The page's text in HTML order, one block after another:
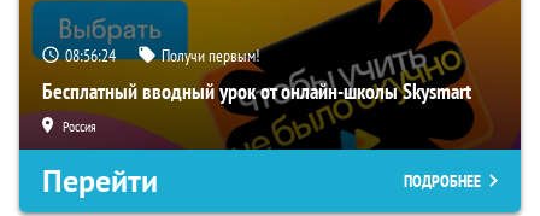
08:56:23 Получи первым!
Бесплатный вводный урок от онлайн-школы Skysmart
Россия
Перейти ПОДРОБНЕЕ